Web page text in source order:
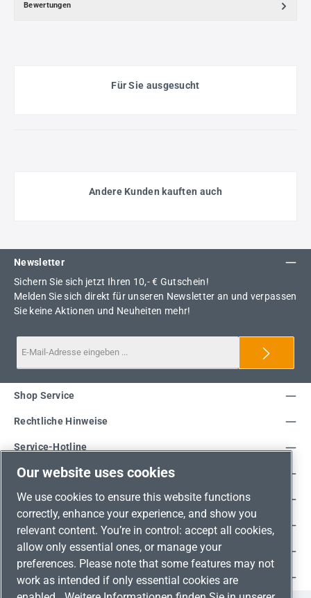
Bewertungen
Für Sie ausgesucht
Andere Kunden kauften auch
Newsletter
Sichern Sie sich jetzt Ihren 10,- € Gutschein!
Melden Sie sich direkt für unseren Newsletter an und verpassen
Sie keine Aktionen und Neuheiten mehr!
Service-Hotline
Shop Service
Rechtliche Hinweise
Unsere Vorteile
Versandarten
Zahlungsarten
Adresse
Umweltschutz & Partnerschaft
Our website uses cookies
We use cookies to ensure this website functions
correctly, enhance your experience, and show you
relevant content. You’re in control: accept all cookies,
allow only essential ones, or manage your
preferences. Please note that some features may not
work as intended if only essential cookies are